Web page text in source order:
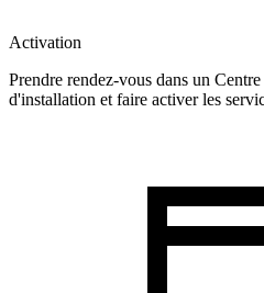
Activation
Prendre rendez-vous dans un
d'installation et faire activer les